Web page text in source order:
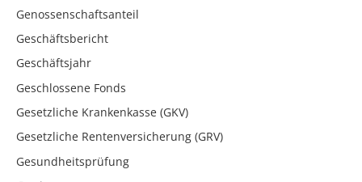
Genossenschaftsanteil
Geschäftsbericht
Geschäftsjahr
Geschlossene Fonds
Gesetzliche Krankenkasse (GKV)
Gesetzliche Rentenversicherung (GRV)
Gesundheitsprüfung